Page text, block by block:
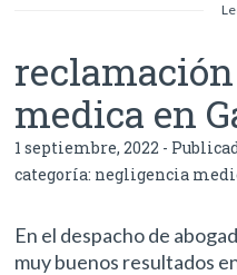
medica en
1 septiembre, 2022 -
categoría: negligencia
En el despacho de
muy buenos resultados